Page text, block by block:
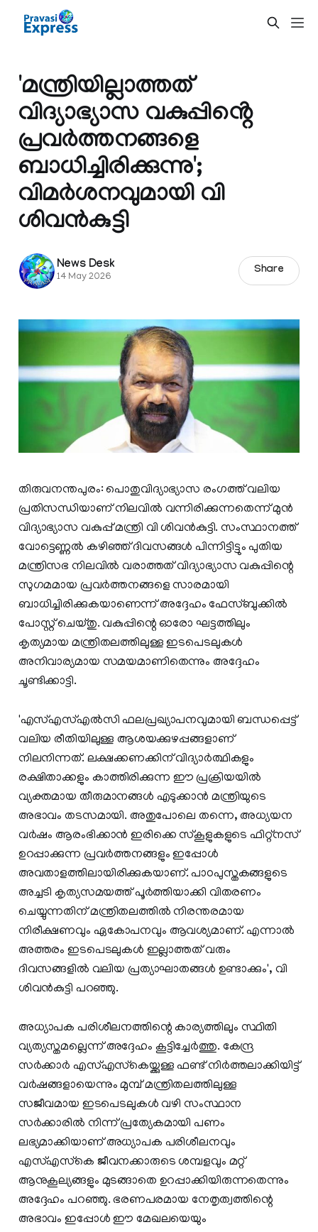
'മന്ത്രിയില്ലാത്തത്
വിദ്യാഭ്യാസ വകുപ്പിൻ്റെ
പ്രവർത്തനങ്ങളെ
ബാധിച്ചിരിക്കുന്നു';
വിമർശനവുമായി വി
ശിവൻകുട്ടി
News Desk
14 May 2026
Share
തിരുവനന്തപുരം: പൊതുവിദ്യാഭ്യാസ രംഗത്ത് വലിയ
പ്രതിസന്ധിയാണ് നിലവില്‍ വന്നിരിക്കുന്നതെന്ന് മുന്‍
വിദ്യാഭ്യാസ വകുപ്പ് മന്ത്രി വി ശിവന്‍കുട്ടി. സംസ്ഥാനത്ത്
വോട്ടെണ്ണല്‍ കഴിഞ്ഞ് ദിവസങ്ങള്‍ പിന്നിട്ടിട്ടും പുതിയ
മന്ത്രിസഭ നിലവില്‍ വരാത്തത് വിദ്യാഭ്യാസ വകുപ്പിന്റെ
സുഗമമായ പ്രവര്‍ത്തനങ്ങളെ സാരമായി
ബാധിച്ചിരിക്കുകയാണെന്ന് അദ്ദേഹം ഫേസ്ബുക്കില്‍
പോസ്റ്റ് ചെയ്തു. വകുപ്പിന്റെ ഓരോ ഘട്ടത്തിലും
കൃത്യമായ മന്ത്രിതലത്തിലുള്ള ഇടപെടലുകള്‍
അനിവാര്യമായ സമയമാണിതെന്നും അദ്ദേഹം
ചൂണ്ടിക്കാട്ടി.
'എസ്എസ്എല്‍സി ഫലപ്രഖ്യാപനവുമായി ബന്ധപ്പെട്ട്
വലിയ രീതിയിലുള്ള ആശയക്കുഴപ്പങ്ങളാണ്
നിലനിന്നത്. ലക്ഷക്കണക്കിന് വിദ്യാര്‍ത്ഥികളും
രക്ഷിതാക്കളും കാത്തിരിക്കുന്ന ഈ പ്രക്രിയയില്‍
വ്യക്തമായ തീരുമാനങ്ങള്‍ എടുക്കാന്‍ മന്ത്രിയുടെ
അഭാവം തടസമായി. അതുപോലെ തന്നെ, അധ്യയന
വര്‍ഷം ആരംഭിക്കാന്‍ ഇരിക്കെ സ്‌കൂളുകളുടെ ഫിറ്റ്‌നസ്
ഉറപ്പാക്കുന്ന പ്രവര്‍ത്തനങ്ങളും ഇപ്പോള്‍
അവതാളത്തിലായിരിക്കുകയാണ്. പാഠപുസ്തകങ്ങളുടെ
അച്ചടി കൃത്യസമയത്ത് പൂര്‍ത്തിയാക്കി വിതരണം
ചെയ്യുന്നതിന് മന്ത്രിതലത്തില്‍ നിരന്തരമായ
നിരീക്ഷണവും ഏകോപനവും ആവശ്യമാണ്. എന്നാല്‍
അത്തരം ഇടപെടലുകള്‍ ഇല്ലാത്തത് വരും
ദിവസങ്ങളില്‍ വലിയ പ്രത്യാഘാതങ്ങള്‍ ഉണ്ടാക്കും', വി
ശിവന്‍കുട്ടി പറഞ്ഞു.
അധ്യാപക പരിശീലനത്തിന്റെ കാര്യത്തിലും സ്ഥിതി
വ്യത്യസ്തമല്ലെന്ന് അദ്ദേഹം കൂട്ടിച്ചേര്‍ത്തു. കേന്ദ്ര
സര്‍ക്കാര്‍ എസ്എസ്‌കെയ്ക്കുള്ള ഫണ്ട് നിര്‍ത്തലാക്കിയിട്ട്
വര്‍ഷങ്ങളായെന്നും മുമ്പ് മന്ത്രിതലത്തിലുള്ള
സജീവമായ ഇടപെടലുകള്‍ വഴി സംസ്ഥാന
സര്‍ക്കാരില്‍ നിന്ന് പ്രത്യേകമായി പണം
ലഭ്യമാക്കിയാണ് അധ്യാപക പരിശീലനവും
എസ്എസ്‌കെ ജീവനക്കാരുടെ ശമ്പളവും മറ്റ്
ആനുകൂല്യങ്ങളും മുടങ്ങാതെ ഉറപ്പാക്കിയിരുന്നതെന്നും
അദ്ദേഹം പറഞ്ഞു. ഭരണപരമായ നേതൃത്വത്തിന്റെ
അഭാവം ഇപ്പോള്‍ ഈ മേഖലയെയും